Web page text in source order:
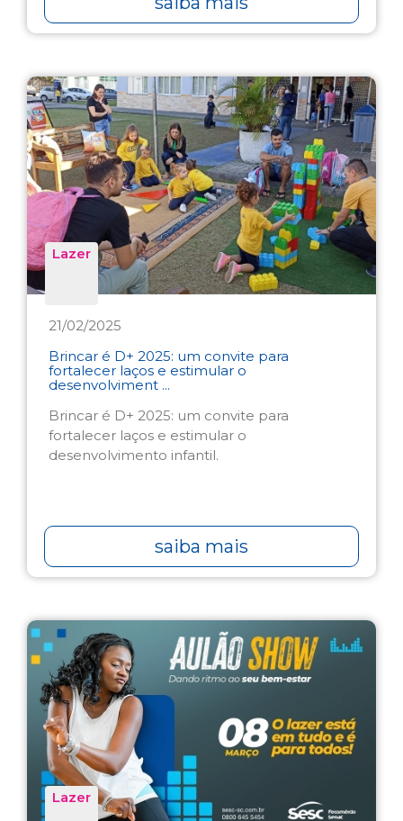
Lazer
21/02/2025
Brincar é D+ 2025: um convite para
fortalecer laços e estimular o
desenvolviment ...
Brincar é D+ 2025: um convite para
fortalecer laços e estimular o
desenvolvimento infantil.
saiba mais
Lazer